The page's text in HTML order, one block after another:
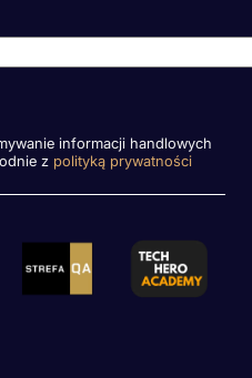
informacji handlowych
z polityką prywatności